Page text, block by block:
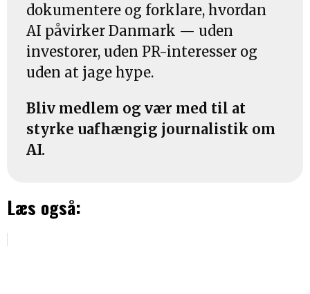
dokumentere og forklare, hvordan
AI påvirker Danmark — uden
investorer, uden PR-interesser og
uden at jage hype.
Bliv medlem og vær med til at
styrke uafhængig journalistik om
AI.
Læs også: